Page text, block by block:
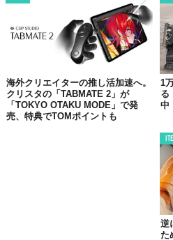
©
『NovaWave SPOT PLUG +C』
【Makuakeプロジェクトページ
https://www.makuake.com/
TABI
この世界は、もっ
海外クリエイターの推し活加速へ。
クリスタの「TABMATE 2」が
「TOKYO OTAKU MODE」で発
売、特典でTOMポイントも
1
る
中
逆
た